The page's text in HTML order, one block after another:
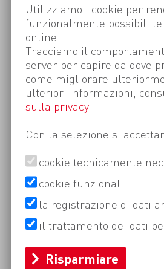
Utilizziamo i cookie per
funzionalmente possibili
online.
Tracciamo il
server per capire da dove
come migliorare
ulteriori informazioni,
sulla privacy.
Con la selezione si
cookie tecnicamente
cookie funzionali
la registrazione di dati
il trattamento dei dati
Risparmiare